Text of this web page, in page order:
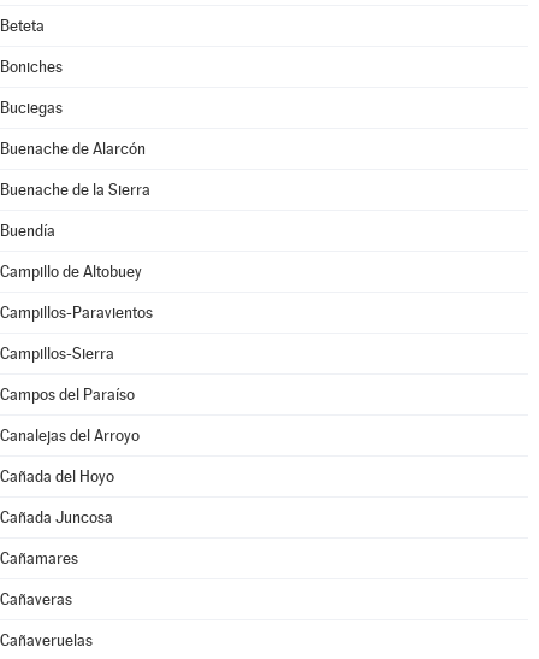
Beteta
Boniches
Buciegas
Buenache de Alarcón
Buenache de la Sierra
Buendía
Campillo de Altobuey
Campillos-Paravientos
Campillos-Sierra
Campos del Paraíso
Canalejas del Arroyo
Cañada del Hoyo
Cañada Juncosa
Cañamares
Cañaveras
Cañaveruelas